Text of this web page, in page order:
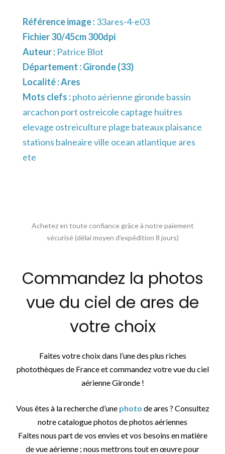
Référence image :33ares-4-e03
Fichier 30/45cm 300dpi
Auteur : Patrice Blot
Département :Gironde (33)
Localité :Ares
Mots clefs :photo aérienne gironde bassin
arcachon port ostreicole captage huitres
elevage ostreiculture plage bateaux plaisance
stations balneaire ville ocean atlantique ares
ete
Achetez en toute confiance grâce à notre paiement
sécurisé (délai moyen d’expédition 8 jours)
Commandez la photos
vue du ciel de ares de
votre choix
Faites votre choix dans l’une des plus riches
photothèques de France et commandez votre vue du ciel
aérienne Gironde !
Vous êtes à la recherche d’une photo de ares ? Consultez
notre catalogue photos de photos aériennes
Faites nous part de vos envies et vos besoins en matière
de vue aérienne ; nous mettrons tout en œuvre pour